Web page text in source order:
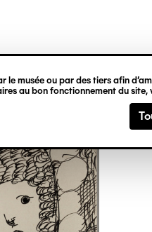
le musée ou par des tiers afin
au bon fonctionnement du